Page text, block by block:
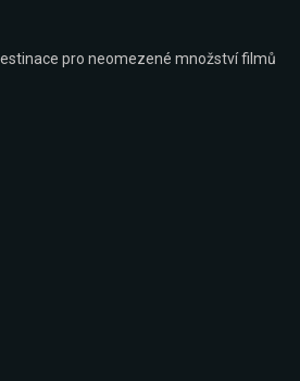
pro neomezené množství filmů